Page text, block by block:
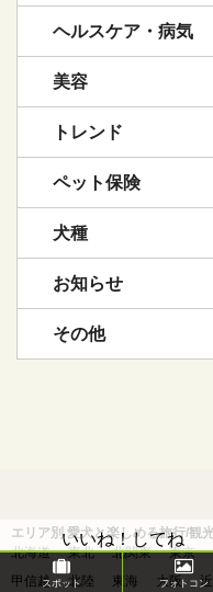
いいね！してね
ヘルスケア・病気
美容
トレンド
ペット保険
犬種
お知らせ
その他
エリア別 愛犬と楽しめる旅行/観
北海道
東北 北関東 東京
甲信越
北陸 東海 大阪
スポット フォトコン